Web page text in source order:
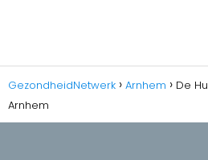
GezondheidNetwerk Arnhem
De
Arnhem